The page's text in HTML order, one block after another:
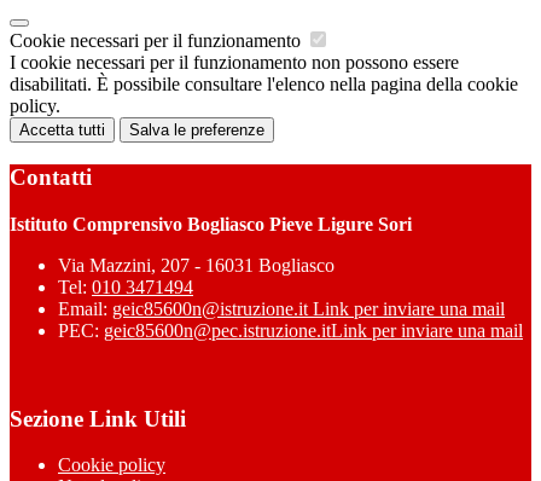
Cookie necessari per il funzionamento
I cookie necessari per il funzionamento non possono essere
disabilitati. È possibile consultare l'elenco nella pagina della cookie
policy.
Accetta tutti Salva le preferenze
Contatti
Istituto Comprensivo Bogliasco Pieve Ligure Sori
Via Mazzini, 207 - 16031 Bogliasco
Tel: 010 3471494
Email: geic85600n@istruzione.it Link per inviare una mail
PEC: geic85600n@pec.istruzione.itLink per inviare una mail
Sezione Link Utili
Cookie policy